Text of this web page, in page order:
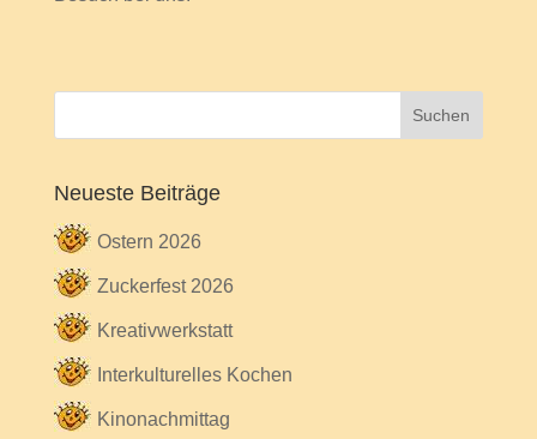
Neueste Beiträge
Ostern 2026
Zuckerfest 2026
Kreativwerkstatt
Interkulturelles Kochen
Kinonachmittag